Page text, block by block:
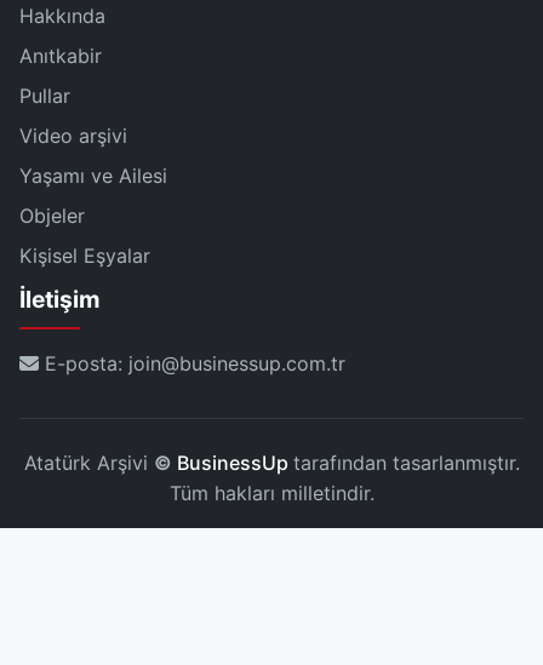
Hakkında
Anıtkabir
Pullar
Video arşivi
Yaşamı ve Ailesi
Objeler
Kişisel Eşyalar
İletişim
E-posta: join@businessup.com.tr
Atatürk Arşivi © BusinessUp tarafından tasarlanmıştır.
Tüm hakları milletindir.